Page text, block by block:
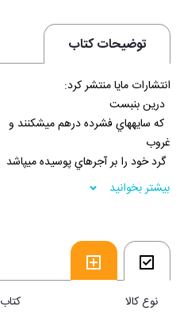
توضیحات کتاب
انتشارات مايا منتشر کرد:
درين بن­بست
که سايه­هاي فشرده درهم مي­شکنند و
غروب
گرد خود را بر آجرهاي پوسيده مي­پاشد
سکوت ساده­ي خاک و
پوست فرسوده­ي سنگ­ها
فروشگاه اينترنتي 30بوک
بیشتر بخوانید
نوع کالا کتاب